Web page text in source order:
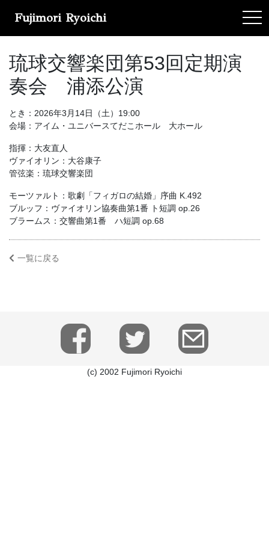
Fujimori Ryoichi
琉球交響楽団第53回定期演
奏会 浦添公演
とき：2026年3月14日（土）19:00
会場：アイム・ユニバースてだこホール 大ホール
指揮：大友直人
ヴァイオリン：大谷康子
管弦楽：琉球交響楽団
モーツァルト：歌劇「フィガロの結婚」序曲 K.492
ブルッフ：ヴァイオリン協奏曲第1番 ト短調 op.26
ブラームス：交響曲第1番 ハ短調 op.68
一覧に戻る
(c) 2002 Fujimori Ryoichi